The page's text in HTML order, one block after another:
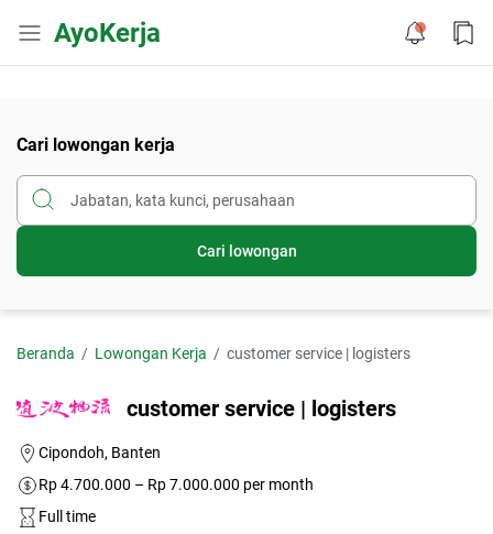
AyoKerja
Cari lowongan kerja
Cari lowongan
Beranda Lowongan Kerja customer service | logisters
customer service | logisters
Cipondoh, Banten
Rp 4.700.000 – Rp 7.000.000 per month
Full time